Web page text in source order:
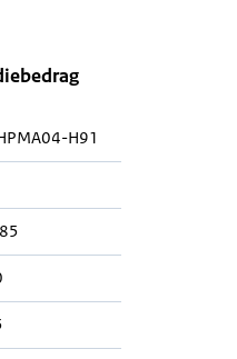
H91